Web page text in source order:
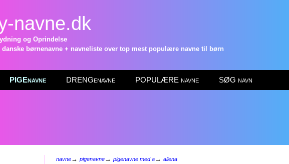
navne.dk
og Oprindelse
danske børnenavne + navneliste over top mest populære navne til børn
PIGEnavne DRENGenavne POPULÆRE navne SØG navn
navne→ pigenavne→ pigenavne med a→ aliena